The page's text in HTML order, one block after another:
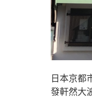
日本京都
發軒然大